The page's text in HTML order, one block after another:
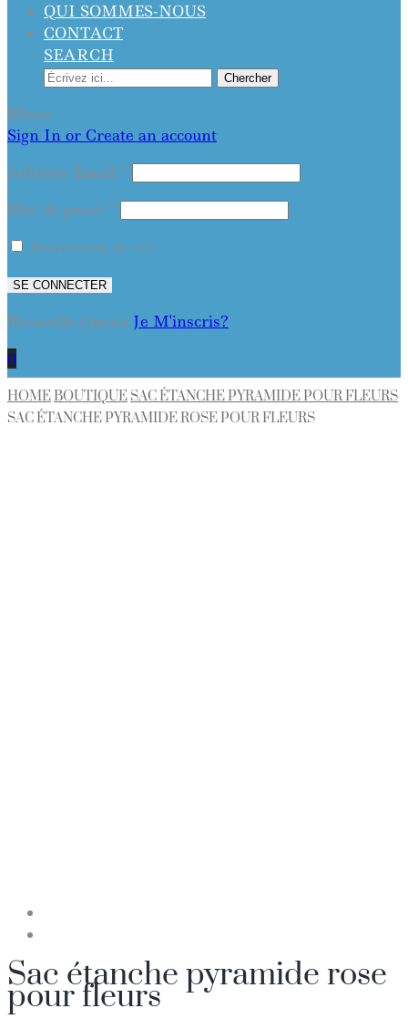
QUI SOMMES-NOUS
CONTACT
SEARCH
Chercher
Menu
Sign In or Create an account
Adresse Email *
Mot de passe *
Souviens toi de moi
SE CONNECTER
Nouvelle cliente Je M'inscris?
0
HOME BOUTIQUE SAC ÉTANCHE PYRAMIDE POUR FLEURS
SAC ÉTANCHE PYRAMIDE ROSE POUR FLEURS
Sac étanche pyramide rose
pour fleurs